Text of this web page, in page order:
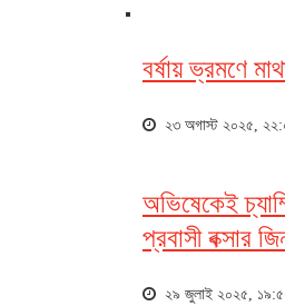
বর্ষায় ভ্রমণে
২৩ অগাস্ট ২০২৫,
অভিষেকেই
প্রবাসী বক্সার
২৯ জুলাই ২০২৫,